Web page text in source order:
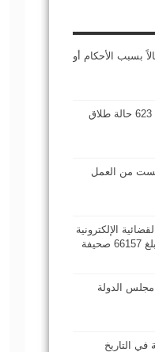
بسبب الأحكام أو
إحصائية : الكويت تشهد 623 حالة طلاق
من العمل
الإلكترونية
الدولة
التاريخ